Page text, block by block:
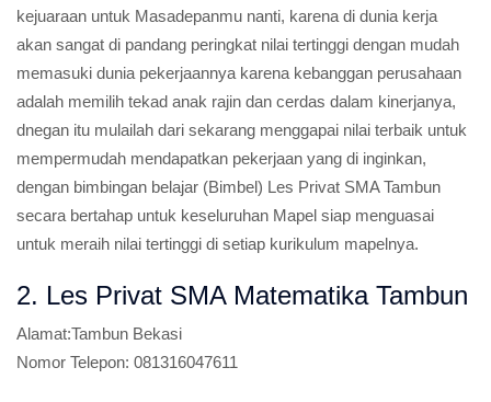
kejuaraan untuk Masadepanmu nanti, karena di dunia kerja
akan sangat di pandang peringkat nilai tertinggi dengan mudah
memasuki dunia pekerjaannya karena kebanggan perusahaan
adalah memilih tekad anak rajin dan cerdas dalam kinerjanya,
dnegan itu mulailah dari sekarang menggapai nilai terbaik untuk
mempermudah mendapatkan pekerjaan yang di inginkan,
dengan bimbingan belajar (Bimbel) Les Privat SMA Tambun
secara bertahap untuk keseluruhan Mapel siap menguasai
untuk meraih nilai tertinggi di setiap kurikulum mapelnya.
2. Les Privat SMA Matematika Tambun
Alamat:Tambun Bekasi
Nomor Telepon: 081316047611